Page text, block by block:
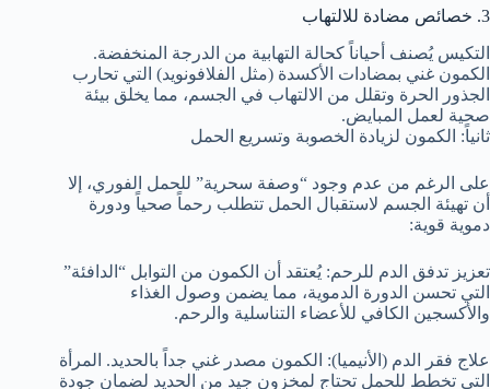
3. خصائص مضادة للالتهاب
التكيس يُصنف أحياناً كحالة التهابية من الدرجة المنخفضة.
الكمون غني بمضادات الأكسدة (مثل الفلافونويد) التي تحارب
الجذور الحرة وتقلل من الالتهاب في الجسم، مما يخلق بيئة
صحية لعمل المبايض.
ثانياً: الكمون لزيادة الخصوبة وتسريع الحمل
على الرغم من عدم وجود “وصفة سحرية” للحمل الفوري، إلا
أن تهيئة الجسم لاستقبال الحمل تتطلب رحماً صحياً ودورة
دموية قوية:
تعزيز تدفق الدم للرحم: يُعتقد أن الكمون من التوابل “الدافئة”
التي تحسن الدورة الدموية، مما يضمن وصول الغذاء
والأكسجين الكافي للأعضاء التناسلية والرحم.
علاج فقر الدم (الأنيميا): الكمون مصدر غني جداً بالحديد. المرأة
التي تخطط للحمل تحتاج لمخزون جيد من الحديد لضمان جودة